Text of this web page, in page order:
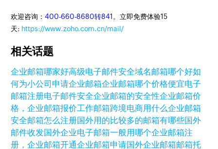
欢迎咨询：400-660-8680转841 。立即免费体验15
天: https://www.zoho.com.cn/mail/
相关话题
企业邮箱哪家好高级电子邮件安全域名邮箱哪个好如
何为小公司申请企业邮箱企业邮箱哪个价格便宜电子
邮箱注册电子邮件安全企业邮箱的安全性企业邮箱价
格，企业邮箱报价工作邮箱跨境电商用什么企业邮箱
安全邮箱怎么注册国外用的比较多的邮箱有哪些国外
邮件收发国外企业电子邮箱一般用哪个企业邮箱注
册，企业邮箱开通企业邮箱申请国外企业邮箱邮箱托